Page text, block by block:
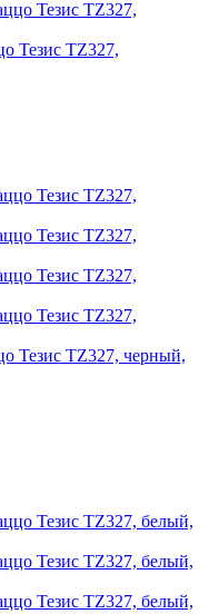
Тезис TZ327,
Тезис TZ327, черный,